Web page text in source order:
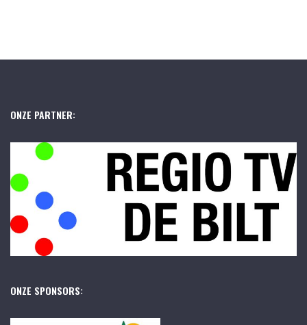
ONZE PARTNER:
ONZE SPONSORS: